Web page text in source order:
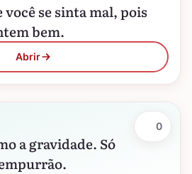
você se sinta mal, pois
bem.
Abrir
a gravidade. Só
0